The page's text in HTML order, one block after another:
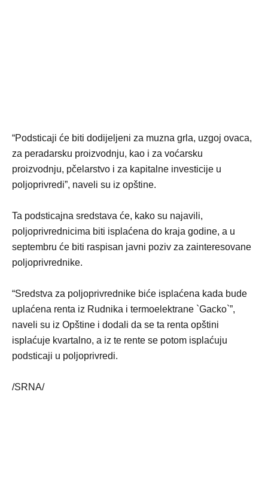
“Podsticaji će biti dodijeljeni za muzna grla, uzgoj ovaca,
za peradarsku proizvodnju, kao i za voćarsku
proizvodnju, pčelarstvo i za kapitalne investicije u
poljoprivredi”, naveli su iz opštine.
Ta podsticajna sredstava će, kako su najavili,
poljoprivrednicima biti isplaćena do kraja godine, a u
septembru će biti raspisan javni poziv za zainteresovane
poljoprivrednike.
“Sredstva za poljoprivrednike biće isplaćena kada bude
uplaćena renta iz Rudnika i termoelektrane `Gacko`”,
naveli su iz Opštine i dodali da se ta renta opštini
isplaćuje kvartalno, a iz te rente se potom isplaćuju
podsticaji u poljoprivredi.
/SRNA/